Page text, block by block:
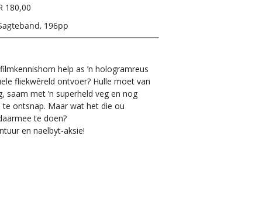
180,00
196pp
help as ’n hologramreus
fliekwêreld ontvoer? Hulle moet van
met ’n superheld veg en nog
ontsnap. Maar wat het die ou
te doen?
en naelbyt-aksie!